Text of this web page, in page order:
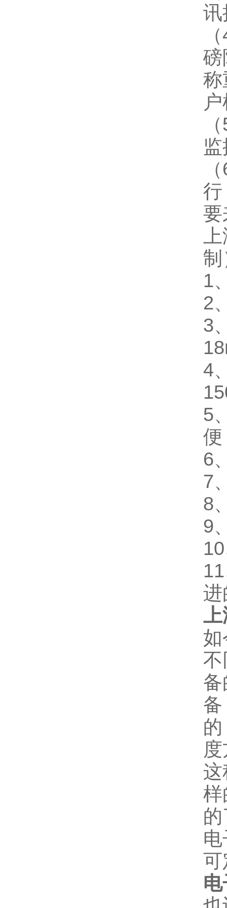
讯
磅
称
行
要
制
1
2
3
4
5
便
6
7
8
9
进
上
样
可